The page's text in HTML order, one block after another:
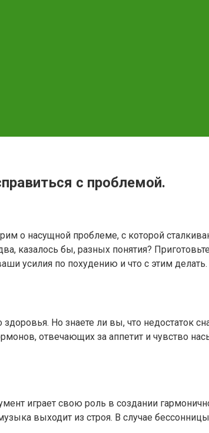
с проблемой.
о насущной проблеме, с которой
казалось бы, разных понятия?
усилия по похудению и что с этим делать.
Но знаете ли вы, что
отвечающих за аппетит и чувство
играет свою роль в создании
выходит из строя. В случае